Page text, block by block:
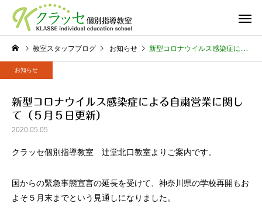
教室スタッフブログ お知らせ 新型コロナウイルス感染症による自粛営業に関して（５月５日更新）
お知らせ
新型コロナウイルス感染症による自粛営業に関し
て（５月５日更新）
2020.05.05
クラッセ個別指導教室 辻堂北口教室よりご案内です。
国からの緊急事態宣言の延長を受けて、神奈川県の学校再開もお
よそ５月末までという見通しになりました。